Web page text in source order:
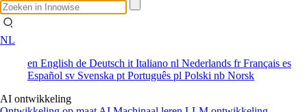
NL
en English de Deutsch it Italiano nl Nederlands frFrançais es
Español sv Svenska pt Português pl Polski nb Norsk
AI ontwikkeling